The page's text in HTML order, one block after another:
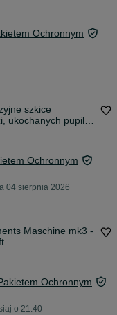
Ochronnym
szkice
ukochanych pupili i
natury.
Ochronnym
04 sierpnia 2026
Maschine mk3 -
Ochronnym
o 21:40